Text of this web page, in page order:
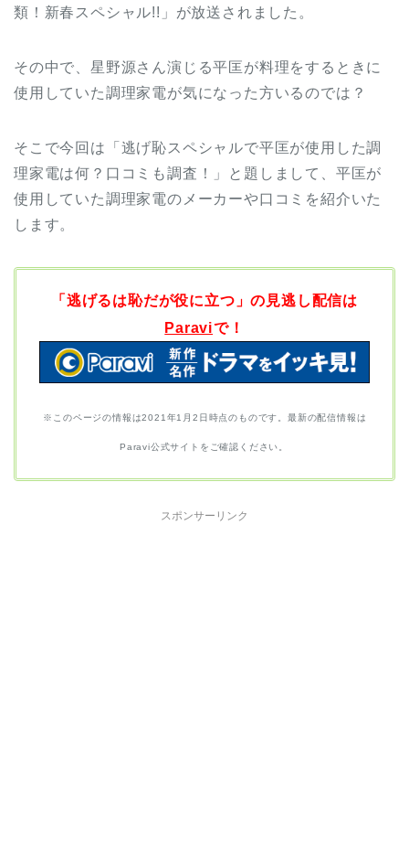
類！新春スペシャル!!」が放送されました。
その中で、星野源さん演じる平匡が料理をするときに
使用していた調理家電が気になった方いるのでは？
そこで今回は「逃げ恥スペシャルで平匡が使用した調
理家電は何？口コミも調査！」と題しまして、平匡が
使用していた調理家電のメーカーや口コミを紹介いた
します。
「逃げるは恥だが役に立つ」の見逃し配信は
Paraviで！
※このページの情報は2021年1月2日時点のものです。最新の配信情報は
Paravi公式サイトをご確認ください。
スポンサーリンク